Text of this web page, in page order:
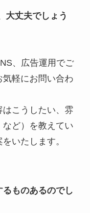
大丈夫でしょう
、広告運用でご
軽にお問い合わ
こうしたい、雰
ど）を教えてい
いたします。
ものあるのでし